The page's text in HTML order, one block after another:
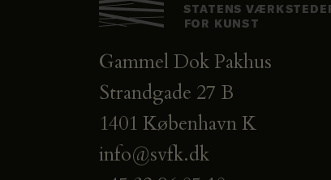
Gammel Dok Pakhus
Strandgade 27 B
1401 København K
info@svfk.dk